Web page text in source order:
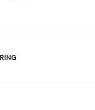
morgen og kveld.